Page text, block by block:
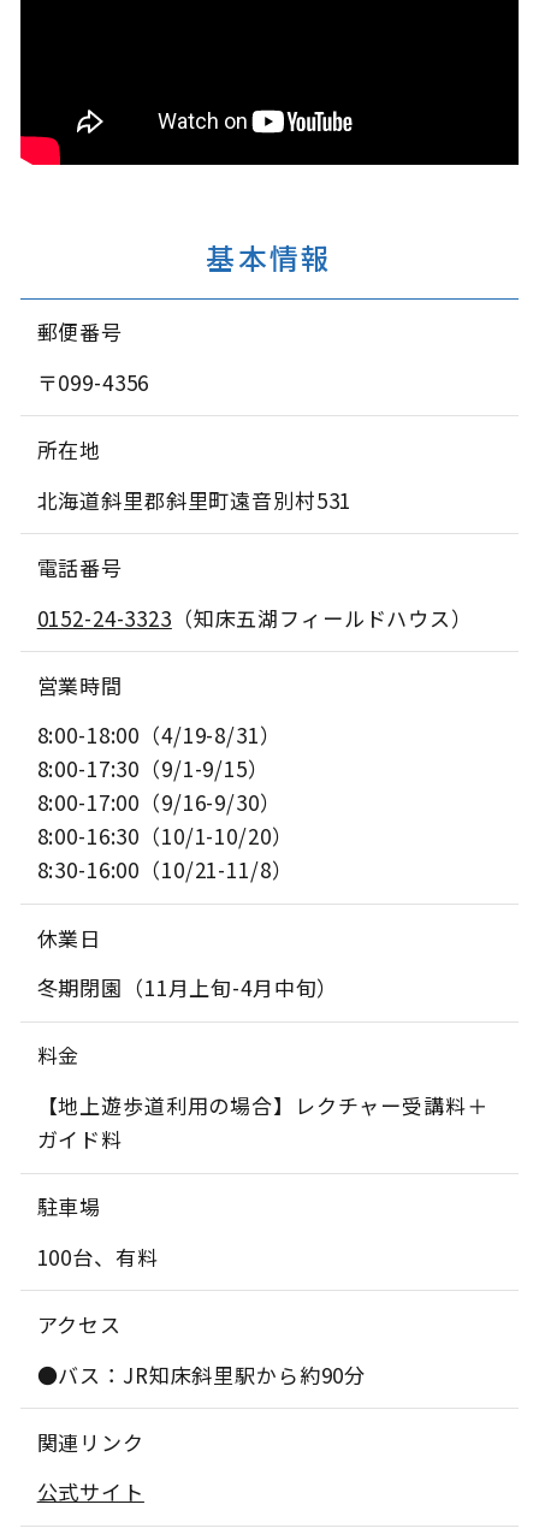
基本情報
郵便番号
〒099-4356
所在地
北海道斜里郡斜里町遠音別村531
電話番号
0152-24-3323 （知床五湖フィールドハウス）
営業時間
8:00-18:00（4/19-8/31）
8:00-17:30（9/1-9/15）
8:00-17:00（9/16-9/30）
8:00-16:30（10/1-10/20）
8:30-16:00（10/21-11/8）
休業日
冬期閉園（11月上旬-4月中旬）
料金
【地上遊歩道利用の場合】レクチャー受講料＋
ガイド料
駐車場
100台、有料
アクセス
●バス：JR知床斜里駅から約90分
関連リンク
公式サイト